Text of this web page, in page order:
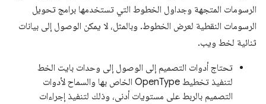
الرسومات المتجهة وجداول الخطوط التي تستخدمها برامج تحويل
الرسومات النقطية لعرض الخطوط. وبالمثل، لا يمكن الوصول إلى بيانات
ثنائية لخط ويب.
تحتاج أدوات التصميم إلى الوصول إلى وحدات بايت الخط
لتنفيذ تخطيط OpenType الخاص بها والسماح لأدوات
التصميم بالربط على مستويات أدنى، وذلك لتنفيذ إجراءات